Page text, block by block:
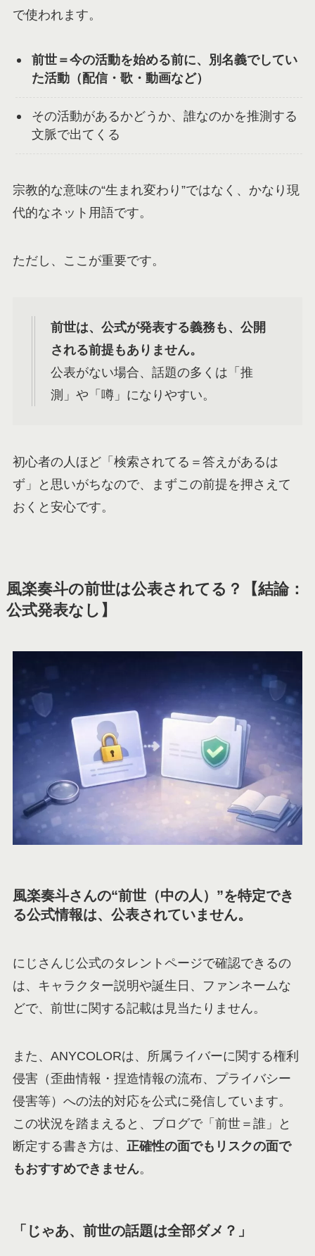
で使われます。
前世＝今の活動を始める前に、別名義でしてい
た活動（配信・歌・動画など）
その活動があるかどうか、誰なのかを推測する
文脈で出てくる
宗教的な意味の“生まれ変わり”ではなく、かなり現
代的なネット用語です。
ただし、ここが重要です。
前世は、公式が発表する義務も、公開
される前提もありません。
公表がない場合、話題の多くは「推
測」や「噂」になりやすい。
初心者の人ほど「検索されてる＝答えがあるは
ず」と思いがちなので、まずこの前提を押さえて
おくと安心です。
風楽奏斗の前世は公表されてる？【結論：
公式発表なし】
風楽奏斗さんの“前世（中の人）”を特定でき
る公式情報は、公表されていません。
にじさんじ公式のタレントページで確認できるの
は、キャラクター説明や誕生日、ファンネームな
どで、前世に関する記載は見当たりません。
また、ANYCOLORは、所属ライバーに関する権利
侵害（歪曲情報・捏造情報の流布、プライバシー
侵害等）への法的対応を公式に発信しています。
この状況を踏まえると、ブログで「前世＝誰」と
断定する書き方は、 正確性の面でもリスクの面で
もおすすめできません。
「じゃあ、前世の話題は全部ダメ？」